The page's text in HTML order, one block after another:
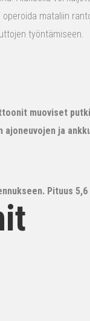
mataliin
työntämiseen.
muoviset
ja
Pituus